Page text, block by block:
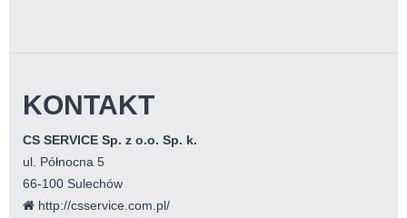
KONTAKT
CS SERVICE Sp. z o.o. Sp. k.
ul. Północna 5
66-100 Sulechów
http://csservice.com.pl/